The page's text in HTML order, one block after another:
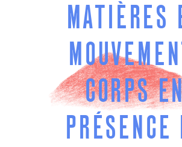
MATIÈRES
CORPS
PRÉSENCE